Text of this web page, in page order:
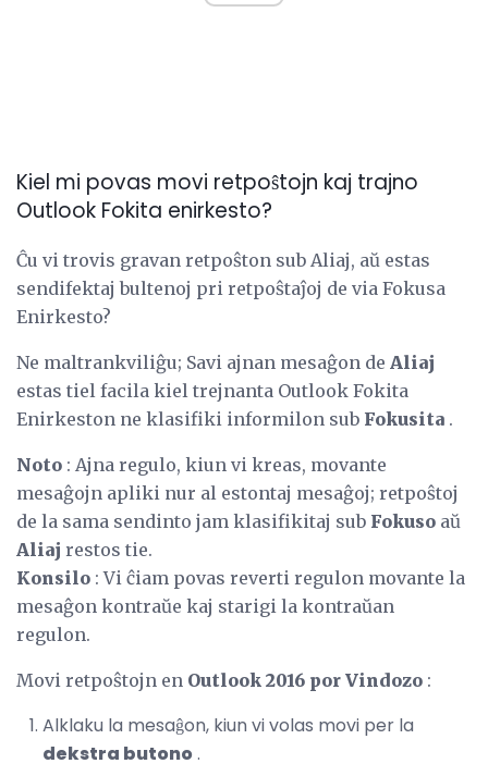
Kiel mi povas movi retpoŝtojn kaj trajno
Outlook Fokita enirkesto?
Ĉu vi trovis gravan retpoŝton sub Aliaj, aŭ estas
sendifektaj bultenoj pri retpoŝtaĵoj de via Fokusa
Enirkesto?
Ne maltrankviliĝu; Savi ajnan mesaĝon de Aliaj
estas tiel facila kiel trejnanta Outlook Fokita
Enirkeston ne klasifiki informilon sub Fokusita .
Noto : Ajna regulo, kiun vi kreas, movante
mesaĝojn apliki nur al estontaj mesaĝoj; retpoŝtoj
de la sama sendinto jam klasifikitaj sub Fokuso aŭ
Aliaj restos tie.
Konsilo : Vi ĉiam povas reverti regulon movante la
mesaĝon kontraŭe kaj starigi la kontraŭan
regulon.
Movi retpoŝtojn en Outlook 2016 por Vindozo :
Alklaku la mesaĝon, kiun vi volas movi per la
dekstra butono.